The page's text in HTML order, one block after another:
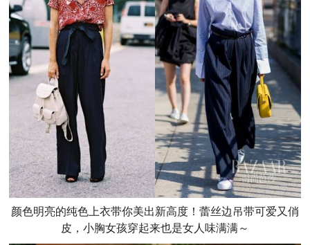
颜色明亮的纯色上衣带你美出新高度！蕾丝边吊带可爱又俏
皮，小胸女孩穿起来也是女人味满满～